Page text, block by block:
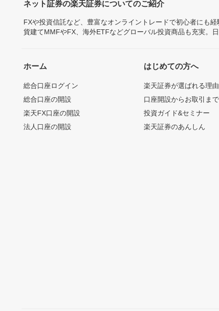
ネット証券の楽天証券についてのご紹介
FXや投資信託など、豊富なオンライントレードで初心者にも
貨建てMMFやFX、海外ETFなどグローバル投資商品も充実。
ホーム
総合口座ログイン
総合口座の開設
楽天FX口座の開設
法人口座の開設
はじめての方へ
楽天証券が選ばれる理由
口座開設からお取引ま
投資ガイド&セミナー
楽天証券のあんしん